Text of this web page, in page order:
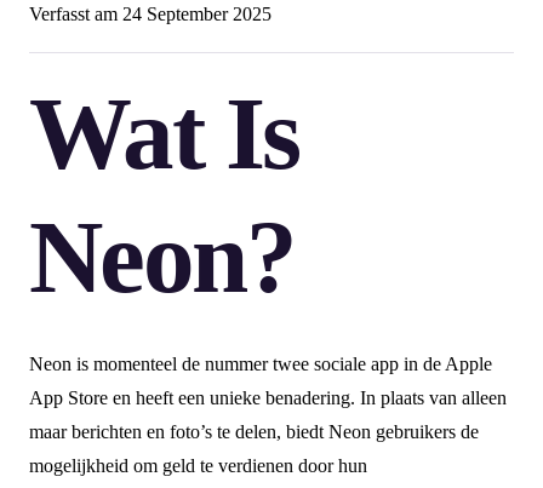
Verfasst am 24 September 2025
Wat Is
Neon?
Neon is momenteel de nummer twee sociale app in de Apple
App Store en heeft een unieke benadering. In plaats van alleen
maar berichten en foto’s te delen, biedt Neon gebruikers de
mogelijkheid om geld te verdienen door hun